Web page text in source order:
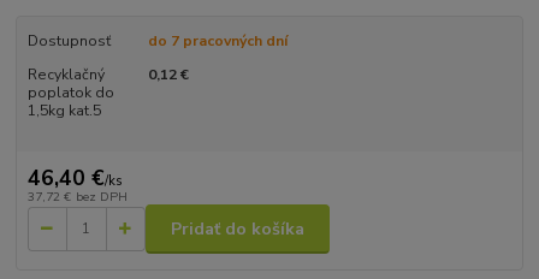
Dostupnosť
do 7 pracovných dní
Recyklačný
poplatok do
1,5kg kat.5
0,12 €
46,40 €/ks
37,72 € bez DPH
Pridať do košíka